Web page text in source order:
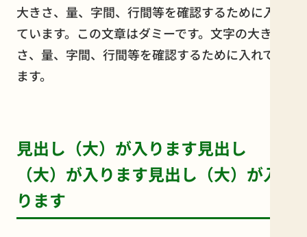
大きさ、量、字間、行間等を確認するために入れ
ています。この文章はダミーです。文字の大き
さ、量、字間、行間等を確認するために入れてい
ます。
見出し（大）が入ります見出し
（大）が入ります見出し（大）が入
ります